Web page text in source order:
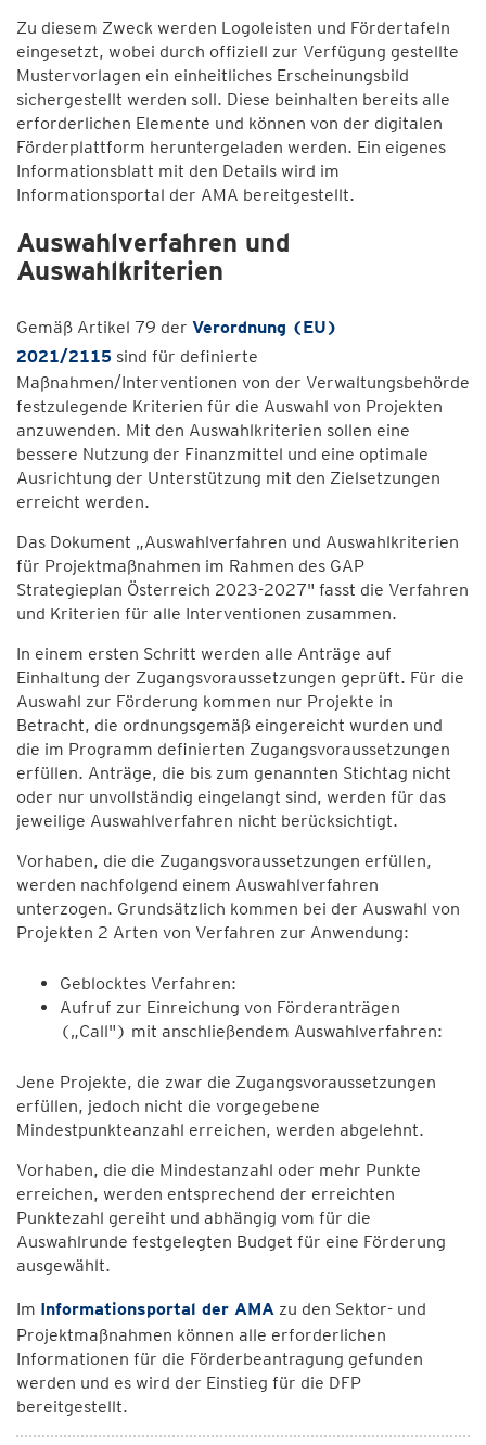
Zu diesem Zweck werden Logoleisten und Fördertafeln
eingesetzt, wobei durch offiziell zur Verfügung gestellte
Mustervorlagen ein einheitliches Erscheinungsbild
sichergestellt werden soll. Diese beinhalten bereits alle
erforderlichen Elemente und können von der digitalen
Förderplattform heruntergeladen werden. Ein eigenes
Informationsblatt mit den Details wird im
Informationsportal der AMA bereitgestellt.
Auswahlverfahren und
Auswahlkriterien
Gemäß Artikel 79 der Verordnung (EU)
2021/2115 sind für definierte
Maßnahmen/Interventionen von der Verwaltungsbehörde
festzulegende Kriterien für die Auswahl von Projekten
anzuwenden. Mit den Auswahlkriterien sollen eine
bessere Nutzung der Finanzmittel und eine optimale
Ausrichtung der Unterstützung mit den Zielsetzungen
erreicht werden.
Das Dokument „Auswahlverfahren und Auswahlkriterien
für Projektmaßnahmen im Rahmen des GAP
Strategieplan Österreich 2023-2027" fasst die Verfahren
und Kriterien für alle Interventionen zusammen.
In einem ersten Schritt werden alle Anträge auf
Einhaltung der Zugangsvoraussetzungen geprüft. Für die
Auswahl zur Förderung kommen nur Projekte in
Betracht, die ordnungsgemäß eingereicht wurden und
die im Programm definierten Zugangsvoraussetzungen
erfüllen. Anträge, die bis zum genannten Stichtag nicht
oder nur unvollständig eingelangt sind, werden für das
jeweilige Auswahlverfahren nicht berücksichtigt.
Vorhaben, die die Zugangsvoraussetzungen erfüllen,
werden nachfolgend einem Auswahlverfahren
unterzogen. Grundsätzlich kommen bei der Auswahl von
Projekten 2 Arten von Verfahren zur Anwendung:
Geblocktes Verfahren:
Aufruf zur Einreichung von Förderanträgen
(„Call") mit anschließendem Auswahlverfahren:
Jene Projekte, die zwar die Zugangsvoraussetzungen
erfüllen, jedoch nicht die vorgegebene
Mindestpunkteanzahl erreichen, werden abgelehnt.
Vorhaben, die die Mindestanzahl oder mehr Punkte
erreichen, werden entsprechend der erreichten
Punktezahl gereiht und abhängig vom für die
Auswahlrunde festgelegten Budget für eine Förderung
ausgewählt.
Im Informationsportal der AMA zu den Sektor- und
Projektmaßnahmen können alle erforderlichen
Informationen für die Förderbeantragung gefunden
werden und es wird der Einstieg für die DFP
bereitgestellt.